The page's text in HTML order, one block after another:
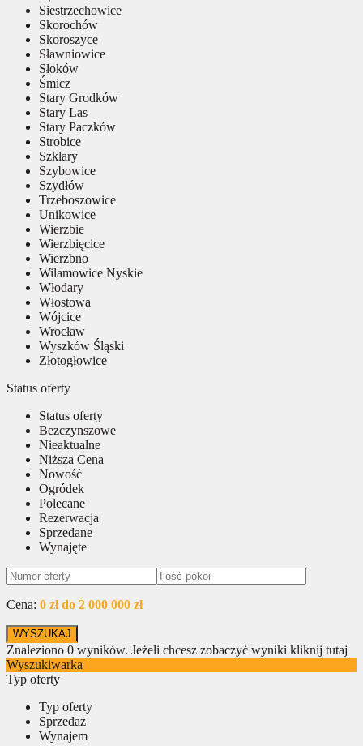
Siestrzechowice
Skorochów
Skoroszyce
Sławniowice
Słoków
Śmicz
Stary Grodków
Stary Las
Stary Paczków
Strobice
Szklary
Szybowice
Szydłów
Trzeboszowice
Unikowice
Wierzbie
Wierzbięcice
Wierzbno
Wilamowice Nyskie
Włodary
Włostowa
Wójcice
Wrocław
Wyszków Śląski
Złotogłowice
Status oferty
Status oferty
Bezczynszowe
Nieaktualne
Niższa Cena
Nowość
Ogródek
Polecane
Rezerwacja
Sprzedane
Wynajęte
Cena: 0 zł do 2 000 000 zł
Znaleziono 0 wyników. Jeżeli chcesz zobaczyć wyniki kliknij tutaj
Wyszukiwarka
Typ oferty
Typ oferty
Sprzedaż
Wynajem